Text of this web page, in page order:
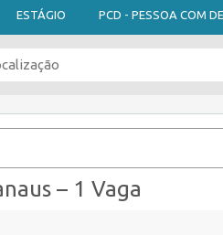
ESTÁGIO PCD - PESSOA COM
– 1 Vaga